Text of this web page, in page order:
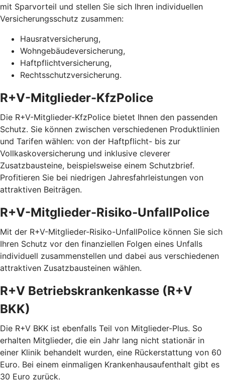
mit Sparvorteil und stellen Sie sich Ihren individuellen
Versicherungsschutz zusammen:
Hausratversicherung,
Wohngebäudeversicherung,
Haftpflichtversicherung,
Rechtsschutzversicherung.
R+V-Mitglieder-KfzPolice
Die R+V-Mitglieder-KfzPolice bietet Ihnen den passenden
Schutz. Sie können zwischen verschiedenen Produktlinien
und Tarifen wählen: von der Haftpflicht- bis zur
Vollkaskoversicherung und inklusive cleverer
Zusatzbausteine, beispielsweise einem Schutzbrief.
Profitieren Sie bei niedrigen Jahresfahrleistungen von
attraktiven Beiträgen.
R+V-Mitglieder-Risiko-UnfallPolice
Mit der R+V-Mitglieder-Risiko-UnfallPolice können Sie sich
Ihren Schutz vor den finanziellen Folgen eines Unfalls
individuell zusammenstellen und dabei aus verschiedenen
attraktiven Zusatzbausteinen wählen.
R+V Betriebskrankenkasse (R+V
BKK)
Die R+V BKK ist ebenfalls Teil von Mitglieder-Plus. So
erhalten Mitglieder, die ein Jahr lang nicht stationär in
einer Klinik behandelt wurden, eine Rückerstattung von 60
Euro. Bei einem einmaligen Krankenhausaufenthalt gibt es
30 Euro zurück.